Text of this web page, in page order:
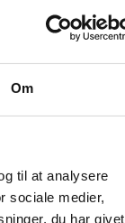
Om
til at analysere
sociale medier,
du har givet